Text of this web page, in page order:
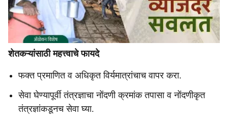
शेतकऱ्यांसाठी महत्त्वाचे फायदे
फक्त प्रमाणित व अधिकृत विर्यमात्रांचाच वापर करा.
सेवा घेण्यापूर्वी तंत्रज्ञाचा नोंदणी क्रमांक तपासा व नोंदणीकृत
तंत्रज्ञांकडूनच सेवा घ्या.